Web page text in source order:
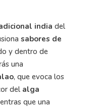
india del
sabores de
y dentro de
una
, que evoca los
del alga
que una